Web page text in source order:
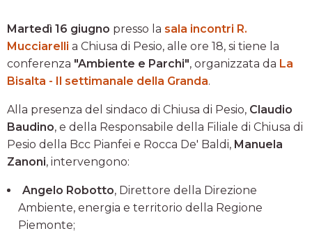
Martedì 16 giugno presso la sala incontri R.
Mucciarelli a Chiusa di Pesio, alle ore 18, si tiene la
conferenza "Ambiente e Parchi", organizzata da La
Bisalta - Il settimanale della Granda.
Alla presenza del sindaco di Chiusa di Pesio, Claudio
Baudino, e della Responsabile della Filiale di Chiusa di
Pesio della Bcc Pianfei e Rocca De' Baldi, Manuela
Zanoni, intervengono:
Angelo Robotto, Direttore della Direzione
Ambiente, energia e territorio della Regione
Piemonte;